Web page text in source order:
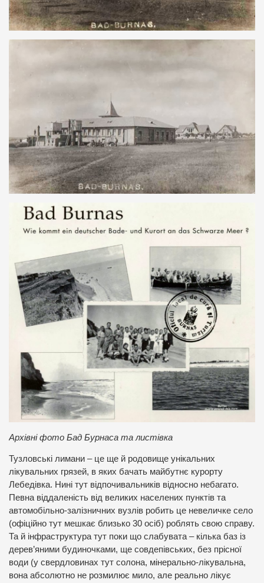
Архівні фото Бад Бурнаса та листівка
Тузловські лимани – це ще й родовище унікальних
лікувальних грязей, в яких бачать майбутнє курорту
Лебедівка. Нині тут відпочивальників відносно небагато.
Певна віддаленість від великих населених пунктів та
автомобільно-залізничних вузлів робить це невеличке село
(офіційно тут мешкає близько 30 осіб) роблять свою справу.
Та й інфраструктура тут поки що слабувата – кілька баз із
дерев’яними будиночками, ще совдепівських, без прісної
води (у свердловинах тут солона, мінерально-лікувальна,
вона абсолютно не розмилює мило, але реально лікує